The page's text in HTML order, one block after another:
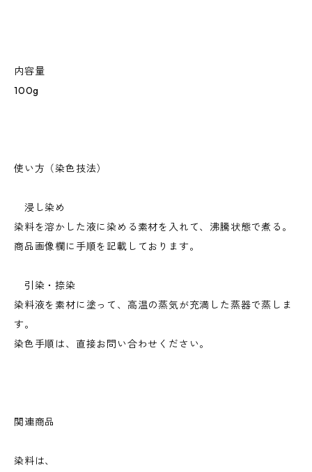
内容量
100g
使い方（染色技法）
浸し染め
染料を溶かした液に染める素材を入れて、沸騰状態で煮る。
商品画像欄に手順を記載しております。
引染・捺染
染料液を素材に塗って、高温の蒸気が充満した蒸器で蒸しま
す。
染色手順は、直接お問い合わせください。
関連商品
染料は、